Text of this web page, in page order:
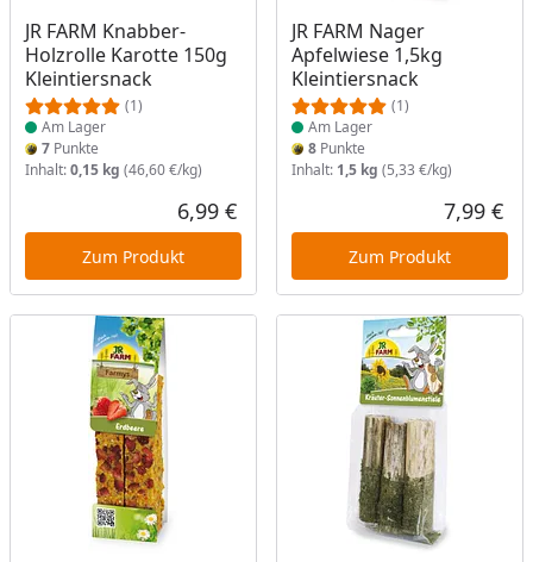
JR FARM Knabber-
Holzrolle Karotte 150g
Kleintiersnack
(1)
Produkt am Lager
Am Lager
7 Punkte
Inhalt:0,15 kg (46,60 €/kg)
Aktueller Preis
6,99 €
Zum Produkt
JR FARM Nager
Apfelwiese 1,5kg
Kleintiersnack
(1)
Produkt am Lager
Am Lager
8Punkte
Inhalt: 1,5 kg (5,33 €/kg)
7,99 €
Zum Produkt